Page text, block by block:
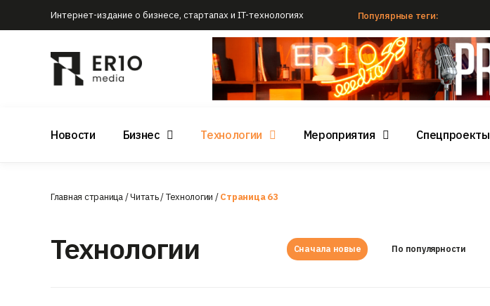
Интернет-издание о бизнесе, стартапах и IT-технологиях Популярные теги:
Новости Бизнес Технологии Мероприятия Спецпроекты
Главная страница/Читать/Технологии /Страница 63
Технологии Сначала новые По популярности